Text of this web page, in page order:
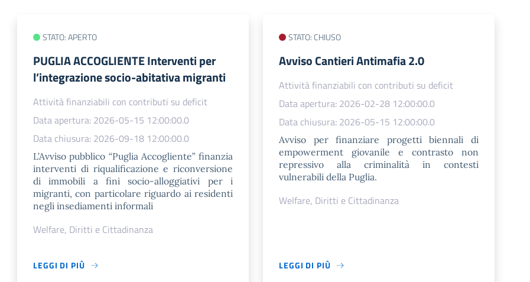
STATO: APERTO
PUGLIA ACCOGLIENTE Interventi per
l’integrazione socio-abitativa migranti
Attività finanziabili con contributi su deficit
Data apertura: 2026-05-15 12:00:00.0
Data chiusura: 2026-09-18 12:00:00.0
L’Avviso pubblico “Puglia Accogliente” finanzia
interventi di riqualificazione e riconversione
di immobili a fini socio-alloggiativi per i
migranti, con particolare riguardo ai residenti
negli insediamenti informali
Welfare, Diritti e Cittadinanza
LEGGI DI PIÙ
STATO: CHIUSO
​Avviso Cantieri Antimafia 2.0
Attività finanziabili con contributi su deficit
Data apertura: 2026-02-28 12:00:00.0
Data chiusura: 2026-05-15 12:00:00.0
Avviso per finanziare progetti biennali di
empowerment giovanile e contrasto non
repressivo alla criminalità in contesti
vulnerabili della Puglia.
Welfare, Diritti e Cittadinanza
LEGGI DI PIÙ